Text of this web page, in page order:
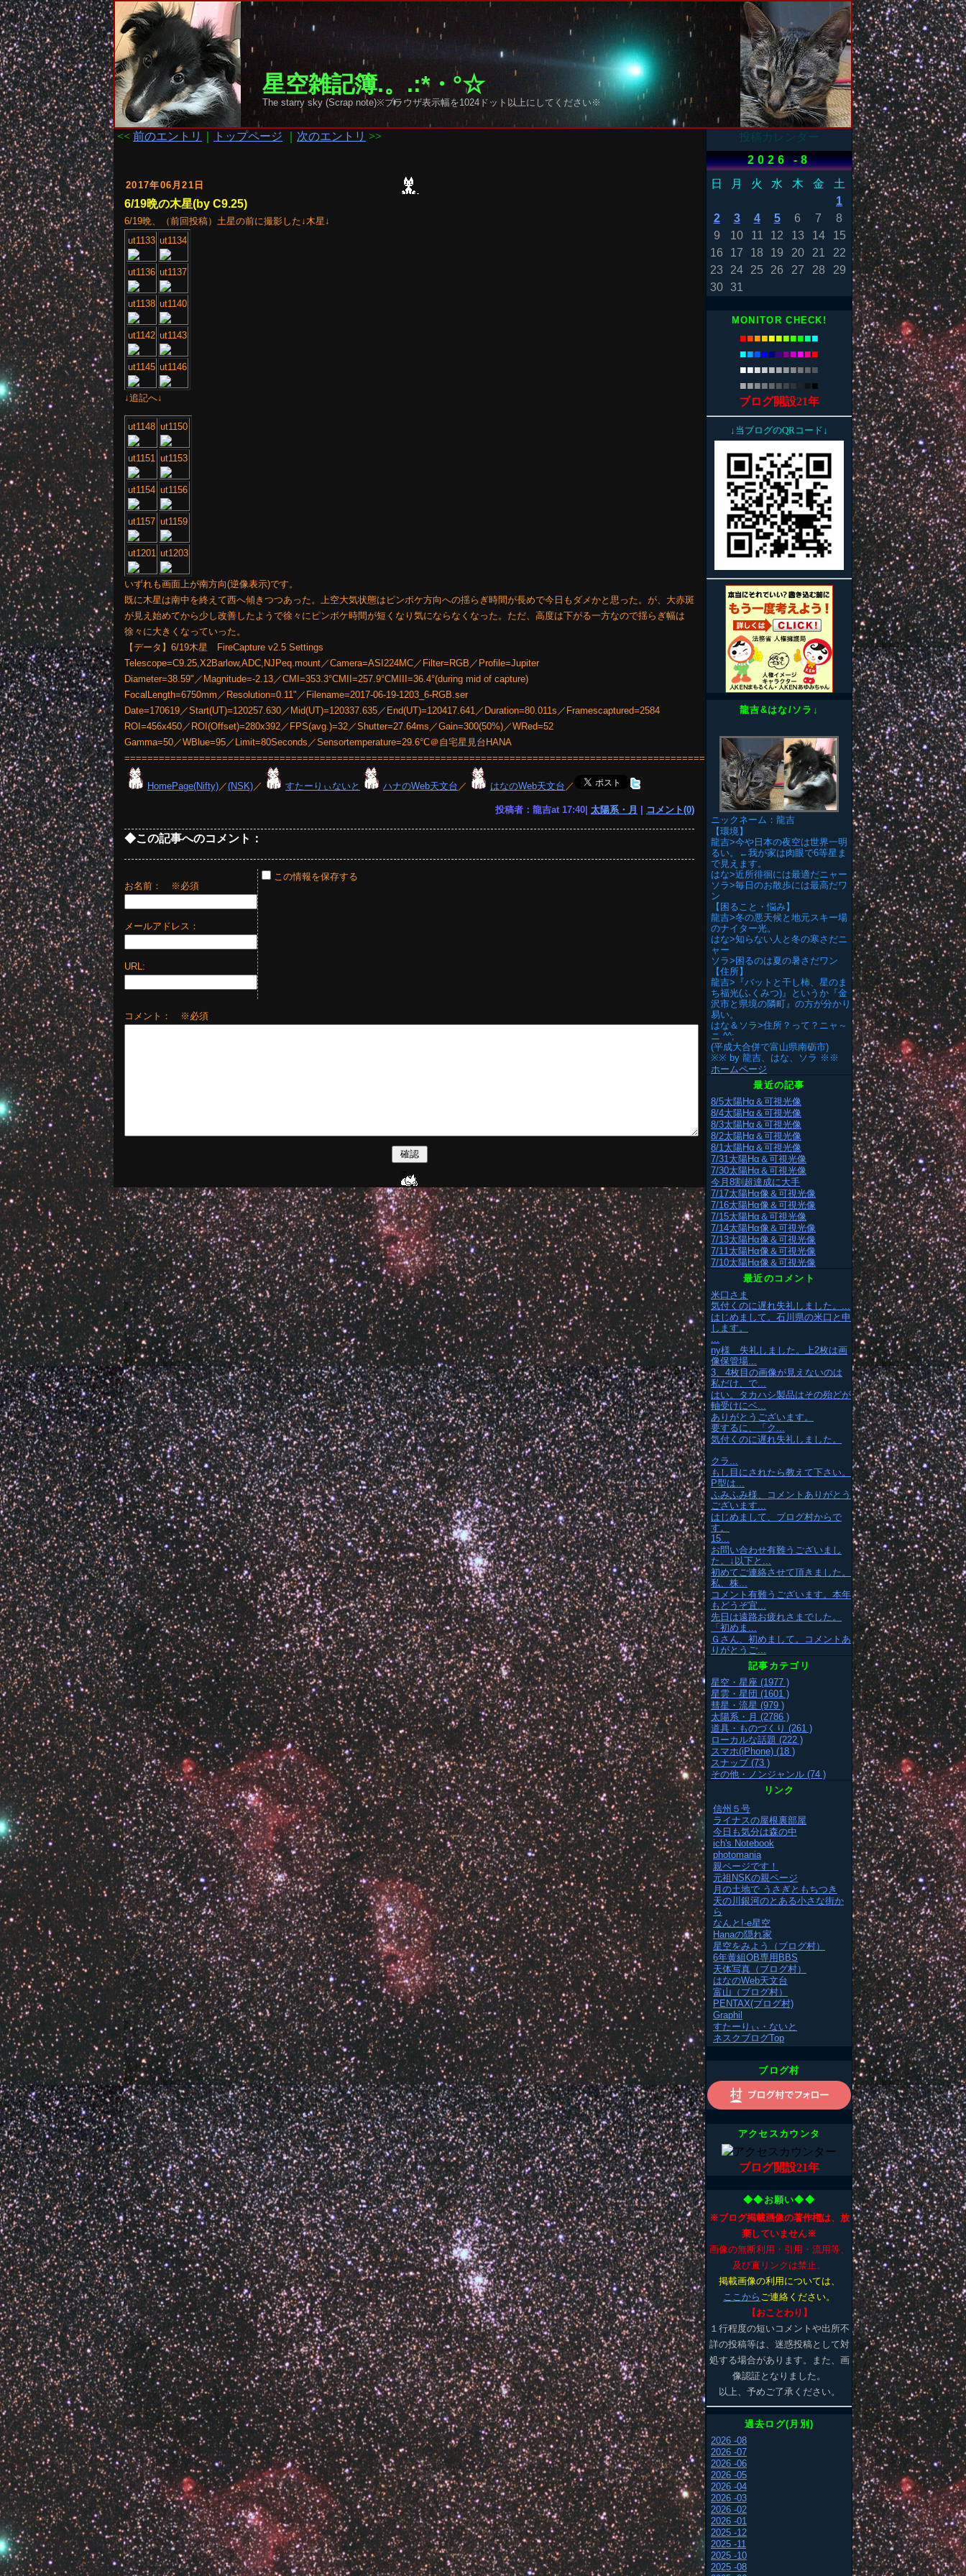
星空雑記簿.。.:*・°☆
The starry sky (Scrap note)※ブラウザ表示幅を1024ドット以上にしてください※
<< 前のエントリ トップページ 次のエントリ >>
2017年06月21日
6/19晩の木星(by C9.25)
6/19晩、（前回投稿）土星の前に撮影した↓木星↓
ut1133 ut1134
ut1136 ut1137
ut1138 ut1140
ut1142 ut1143
ut1145 ut1146
↓追記へ↓
ut1148 ut1150
ut1151 ut1153
ut1154 ut1156
ut1157 ut1159
ut1201 ut1203
いずれも画面上が南方向(逆像表示)です。
既に木星は南中を終えて西へ傾きつつあった。上空大気状態はピンボケ方向への揺らぎ時間が長めで今日もダメかと思った。が、大赤斑
が見え始めてから少し改善したようで徐々にピンボケ時間が短くなり気にならなくなった。ただ、高度は下がる一方なので揺らぎ幅は
徐々に大きくなっていった。
【データ】6/19木星 FireCapture v2.5 Settings
Telescope=C9.25,X2Barlow,ADC,NJPeq.mount／Camera=ASI224MC／Filter=RGB／Profile=Jupiter
Diameter=38.59"／Magnitude=-2.13／CMI=353.3°CMII=257.9°CMIII=36.4°(during mid of capture)
FocalLength=6750mm／Resolution=0.11"／Filename=2017-06-19-1203_6-RGB.ser
Date=170619／Start(UT)=120257.630／Mid(UT)=120337.635／End(UT)=120417.641／Duration=80.011s／Framescaptured=2584
ROI=456x450／ROI(Offset)=280x392／FPS(avg.)=32／Shutter=27.64ms／Gain=300(50%)／WRed=52
Gamma=50／WBlue=95／Limit=80Seconds／Sensortemperature=29.6°C＠自宅星見台HANA
==============================================================================================================
HomePage(Nifty)／(NSK)／ すたーりぃないと ハナのWeb天文台 ／ はなのWeb天文台 ／
投稿者：龍吉at 17:40| 太陽系・月 コメント(0)
◆この記事へのコメント：
お名前： ※必須
メールアドレス：
URL:
この情報を保存する
コメント： ※必須
投稿カレンダー
2026 -8
日
月 火 水 木 金
土
1
2
3 4 5 6 7
8
9
10 11 12 13 14
15
16
17 18 19 20 21
22
23
24 25 26 27 28
29
30 31
MONITOR CHECK!
■■■■■■■■■■■
■■■■■■■■■■■
■■■■■■■■■■■
■■■■■■■■ ■■
ブログ開設21年
↓当ブログのQRコード↓
龍吉&はな/ソラ↓
ニックネーム：龍吉
【環境】
龍吉>今や日本の夜空は世界一明
るい。←我が家は肉眼で6等星ま
で見えます。
はな>近所徘徊には最適だニャー
ソラ>毎日のお散歩には最高だワ
ン
【困ること・悩み】
龍吉>冬の悪天候と地元スキー場
のナイター光。
はな>知らない人と冬の寒さだニ
ャー
ソラ>困るのは夏の暑さだワン
【住所】
龍吉>『バットと干し柿、星のま
ち福光(ふくみつ)』というか『金
沢市と県境の隣町』の方が分かり
易い。
はな＆ソラ>住所？って？ニャ～
ニ ^^;
(平成大合併で富山県南砺市)
※※ by 龍吉、はな、ソラ ※※
ホームページ
最近の記事
8/5太陽Hα＆可視光像
8/4太陽Hα＆可視光像
8/3太陽Hα＆可視光像
8/2太陽Hα＆可視光像
8/1太陽Hα＆可視光像
7/31太陽Hα＆可視光像
7/30太陽Hα＆可視光像
今月8割超達成に大手
7/17太陽Hα像＆可視光像
7/16太陽Hα像＆可視光像
7/15太陽Hα＆可視光像
7/14太陽Hα像＆可視光像
7/13太陽Hα像＆可視光像
7/11太陽Hα像＆可視光像
7/10太陽Hα像＆可視光像
最近のコメント
米口さま
気付くのに遅れ失礼しました。...
はじめまして。石川県の米口と申
します。
...
ny様 失礼しました。上2枚は画
像保管場...
3、4枚目の画像が見えないのは
私だけ、で...
はい。タカハシ製品はその殆どが
軸受けにベ...
ありがとうございます。
要するに、「ク...
気付くのに遅れ失礼しました。
クラ...
もし目にされたら教えて下さい。
P型は...
ふみふみ様、コメントありがとう
ございます...
はじめまして、ブログ村からで
す。
15...
お問い合わせ有難うございまし
た。↓以下と...
初めてご連絡させて頂きました。
私、株...
コメント有難うございます。本年
もどうぞ宜...
先日は遠路お疲れさまでした。
「初めま...
Ｇさん、初めまして。コメントあ
りがとうご...
記事カテゴリ
星空・星座 (1977 )
星雲・星団 (1601 )
彗星・流星 (979 )
太陽系・月 (2786 )
道具・ものづくり (261 )
ローカルな話題 (222 )
スマホ(iPhone) (18 )
スナップ (73 )
その他・ノンジャンル (74 )
リンク
信州５号
ライナスの屋根裏部屋
今日も気分は森の中
ich's Notebook
photomania
親ページです！
元祖NSKの親ページ
月の土地で うさぎともちつき
天の川銀河のとある小さな街か
ら
なんと!-e星空
Hanaの隠れ家
星空をみよう（ブログ村）
6年黄組OB専用BBS
天体写真（ブログ村）
はなのWeb天文台
富山（ブログ村）
PENTAX(ブログ村)
Graphil
すたーりぃ・ないと
ネスクブログTop
ブログ村
アクセスカウンタ
ブログ開設21年
◆◆お願い◆◆
※ブログ掲載画像の著作権は、放
棄していません※
画像の無断利用・引用・流用等、
及び直リンクは禁止。
掲載画像の利用については、
ここから ご連絡ください。
【おことわり】
１行程度の短いコメントや出所不
詳の投稿等は、迷惑投稿として対
処する場合があります。また、画
像認証となりました。
以上、予めご了承ください。
過去ログ(月別)
2026 -08
2026 -07
2026 -06
2026 -05
2026 -04
2026 -03
2026 -02
2026 -01
2025 -12
2025 -11
2025 -10
2025 -08